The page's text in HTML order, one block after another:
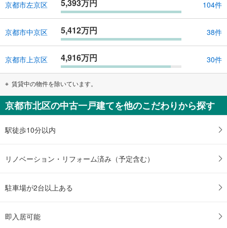
京都市左京区 5,393万円 104件
京都市中京区 5,412万円 38件
京都市上京区 4,916万円 30件
賃貸中の物件を除いています。
京都市北区の中古一戸建てを他のこだわりから探す
駅徒歩10分以内
リノベーション・リフォーム済み（予定含む）
駐車場が2台以上ある
即入居可能